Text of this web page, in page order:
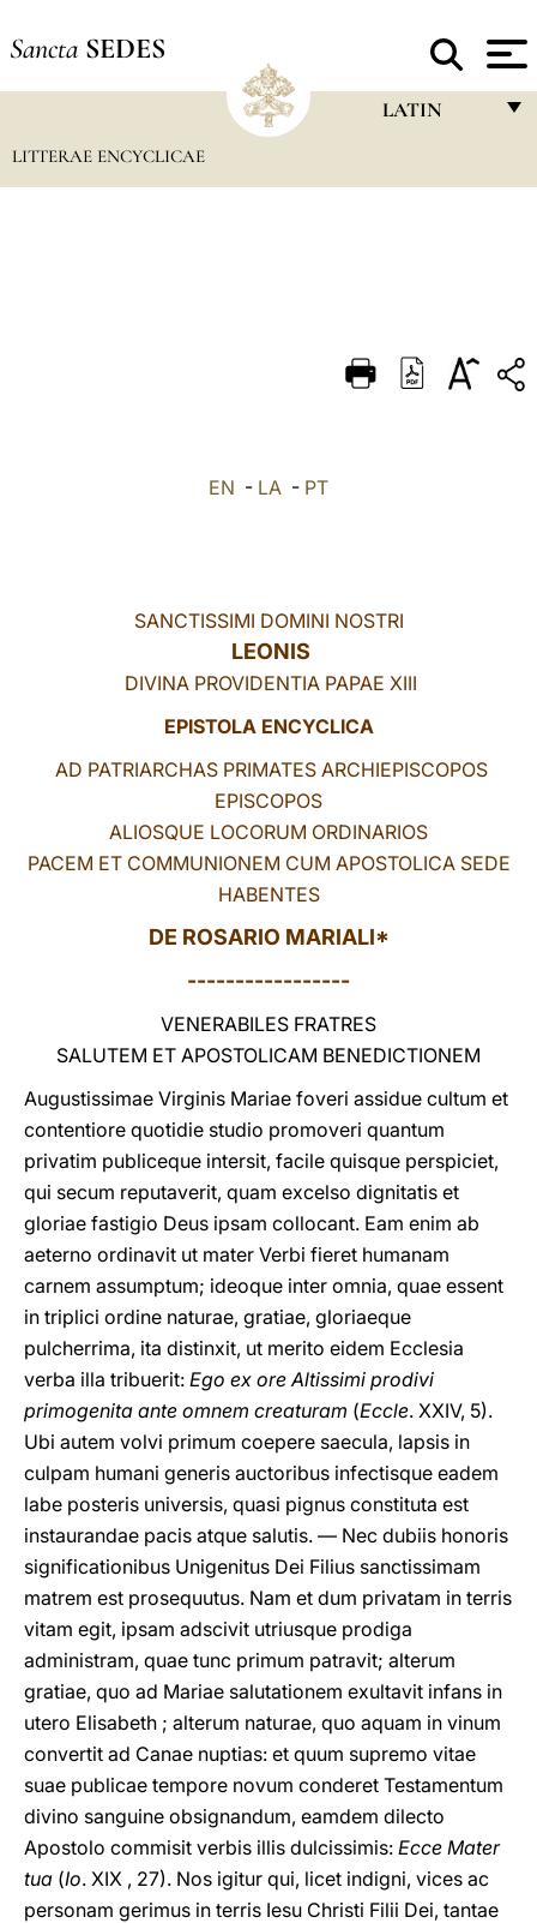
Sancta SEDES
LATIN
DEUTSCH
LITTERAE ENCYCLICAE
EN - LA - PT
SANCTISSIMI DOMINI NOSTRI
LEONIS
DIVINA PROVIDENTIA PAPAE XIII
EPISTOLA ENCYCLICA
AD PATRIARCHAS PRIMATES ARCHIEPISCOPOS
EPISCOPOS
ALIOSQUE LOCORUM ORDINARIOS
PACEM ET COMMUNIONEM CUM APOSTOLICA SEDE
HABENTES
DE ROSARIO MARIALI*
-----------------
VENERABILES FRATRES
SALUTEM ET APOSTOLICAM BENEDICTIONEM
Augustissimae Virginis Mariae foveri assidue cultum et
contentiore quotidie studio promoveri quantum
privatim publiceque intersit, facile quisque perspiciet,
qui secum reputaverit, quam excelso dignitatis et
gloriae fastigio Deus ipsam collocant. Eam enim ab
aeterno ordinavit ut mater Verbi fieret humanam
carnem assumptum; ideoque inter omnia, quae essent
in triplici ordine naturae, gratiae, gloriaeque
pulcherrima, ita distinxit, ut merito eidem Ecclesia
verba illa tribuerit: Ego ex ore Altissimi prodivi
primogenita ante omnem creaturam (Eccle. XXIV, 5).
Ubi autem volvi primum coepere saecula, lapsis in
culpam humani generis auctoribus infectisque eadem
labe posteris universis, quasi pignus constituta est
instaurandae pacis atque salutis. — Nec dubiis honoris
significationibus Unigenitus Dei Filius sanctissimam
matrem est prosequutus. Nam et dum privatam in terris
vitam egit, ipsam adscivit utriusque prodiga
administram, quae tunc primum patravit; alterum
gratiae, quo ad Mariae salutationem exultavit infans in
utero Elisabeth ; alterum naturae, quo aquam in vinum
convertit ad Canae nuptias: et quum supremo vitae
suae publicae tempore novum conderet Testamentum
divino sanguine obsignandum, eamdem dilecto
Apostolo commisit verbis illis dulcissimis: Ecce Mater
tua (Io. XIX , 27). Nos igitur qui, licet indigni, vices ac
personam gerimus in terris Iesu Christi Filii Dei, tantae